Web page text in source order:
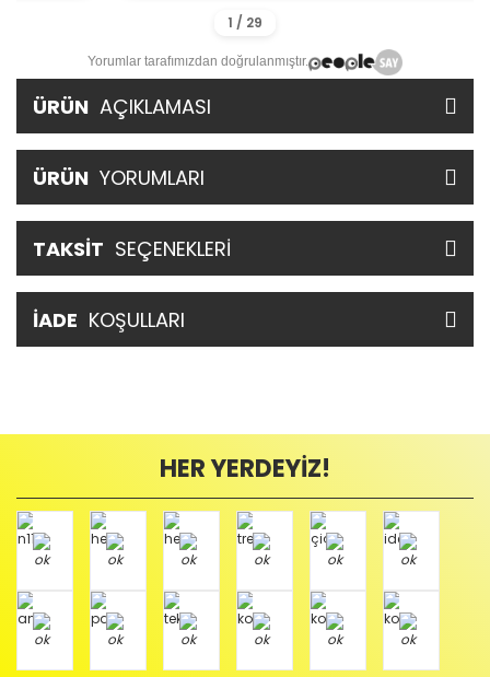
Yorumlar tarafımızdan doğrulanmıştır.
ÜRÜN AÇIKLAMASI
ÜRÜN YORUMLARI
TAKSİT SEÇENEKLERİ
İADE KOŞULLARI
HER YERDEYİZ!